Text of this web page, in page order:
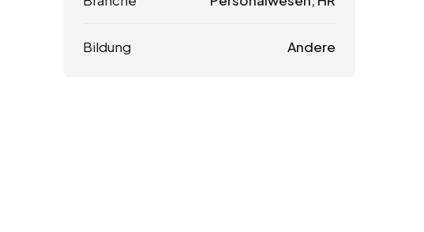
Bildung Andere